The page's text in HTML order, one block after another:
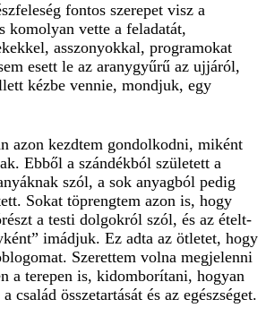
fontos szerepet visz a
komolyan vette a feladatát,
asszonyokkal, programokat
esett le az aranygyűrű az ujjáról,
kézbe vennie, mondjuk, egy
azon kezdtem gondolkodni, miként
Ebből a szándékból született a
szól, a sok anyagból pedig
Sokat töprengtem azon is, hogy
a testi dolgokról szól, és az ételt-
imádjuk. Ez adta az ötletet, hogy
Szerettem volna megjelenni
a terepen is, kidomborítani, hogyan
család összetartását és az egészséget.